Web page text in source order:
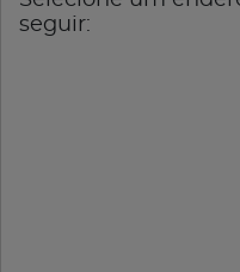
seguir: